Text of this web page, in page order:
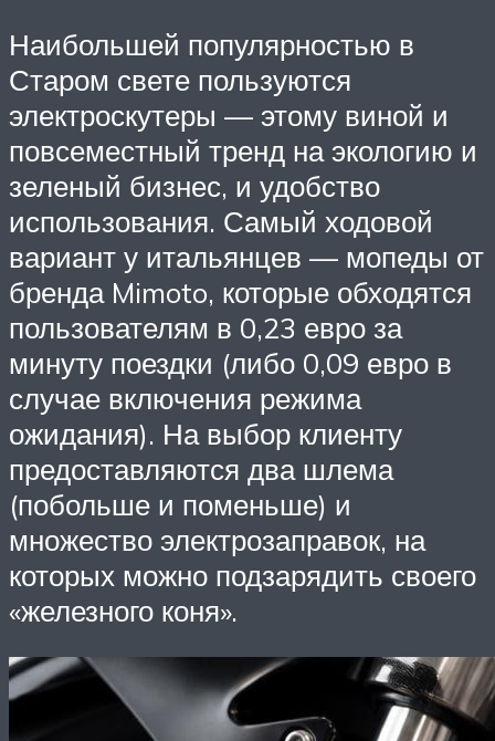
Наибольшей популярностью в
Старом свете пользуются
электроскутеры — этому виной и
повсеместный тренд на экологию и
зеленый бизнес, и удобство
использования. Самый ходовой
вариант у итальянцев — мопеды от
бренда Mimoto, которые обходятся
пользователям в 0,23 евро за
минуту поездки (либо 0,09 евро в
случае включения режима
ожидания). На выбор клиенту
предоставляются два шлема
(побольше и поменьше) и
множество электрозаправок, на
которых можно подзарядить своего
«железного коня».